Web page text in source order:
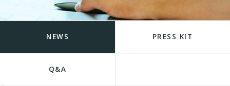
NEWS PRESS KIT
Q&A